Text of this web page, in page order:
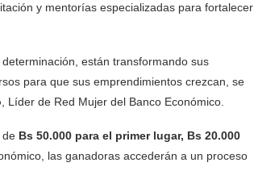
y mentorías especializadas para fortalecer
están transformando sus
para que sus emprendimientos crezcan, se
, Líder de Red Mujer del Banco Económico.
de Bs 50.000 para el primer lugar, Bs 20.000
las ganadoras accederán a un proceso